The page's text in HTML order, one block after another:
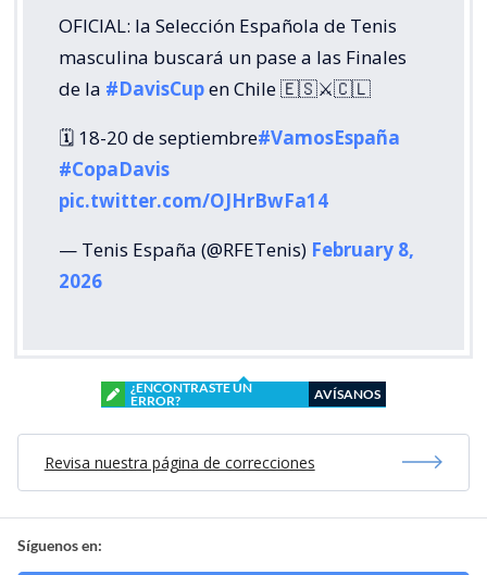
OFICIAL: la Selección Española de Tenis
masculina buscará un pase a las Finales
de la #DavisCupen Chile 🇪🇸⚔️🇨🇱
🗓️ 18-20 de septiembre#VamosEspaña
#CopaDavis
pic.twitter.com/OJHrBwFa14
— Tenis España (@RFETenis) February 8,
2026
¿ENCONTRASTE UN
ERROR?
AVÍSANOS
Revisa nuestra página de correcciones
Síguenos en: